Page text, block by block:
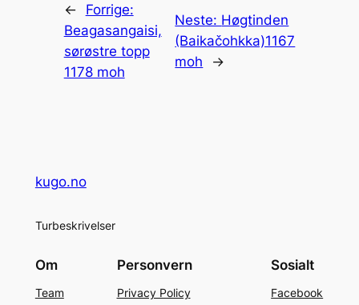
←
Forrige:
Beagasangaisi,
sørøstre topp
1178 moh
Neste: Høgtinden
(Baikačohkka)1167
moh
→
kugo.no
Turbeskrivelser
Om
Team
Personvern
Privacy Policy
Sosialt
Facebook